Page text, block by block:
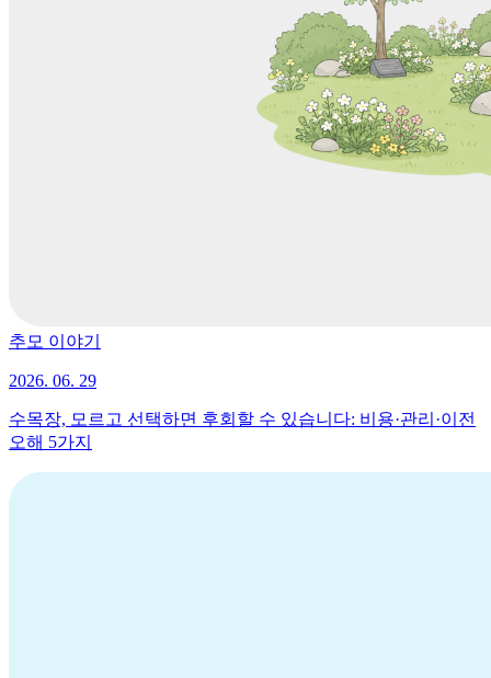
추모 이야기
2026. 06. 29
수목장, 모르고 선택하면 후회할 수 있습니다: 비용·관리·이전
오해 5가지